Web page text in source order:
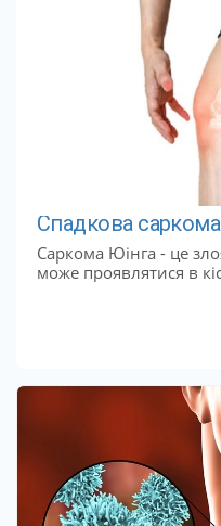
Спадкова саркома
Саркома Юінга - це
може проявлятися в